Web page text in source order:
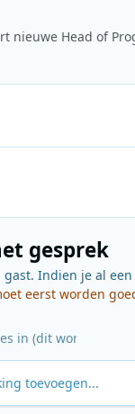
gesprek
gast. Indien je al
eerst worden
toevoegen...